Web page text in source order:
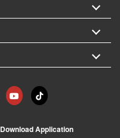
Download Application